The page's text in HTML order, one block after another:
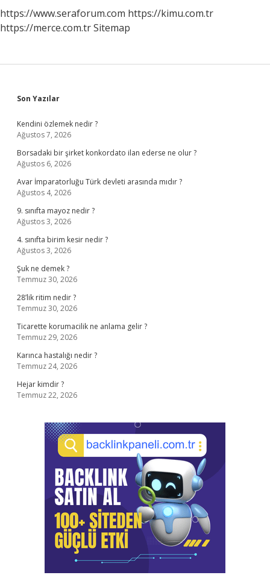
https://www.seraforum.com https://kimu.com.tr
https://merce.com.trSitemap
Sidebar
Son Yazılar
Kendini özlemek nedir ?
Ağustos 7, 2026
Borsadaki bir şirket konkordato ilan ederse ne olur ?
Ağustos 6, 2026
Avar İmparatorluğu Türk devleti arasında mıdır ?
Ağustos 4, 2026
9. sınıfta mayoz nedir ?
Ağustos 3, 2026
4. sınıfta birim kesir nedir ?
Ağustos 3, 2026
Şuk ne demek ?
Temmuz 30, 2026
28’lik ritim nedir ?
Temmuz 30, 2026
Ticarette korumacilik ne anlama gelir ?
Temmuz 29, 2026
Karınca hastalığı nedir ?
Temmuz 24, 2026
Hejar kimdir ?
Temmuz 22, 2026